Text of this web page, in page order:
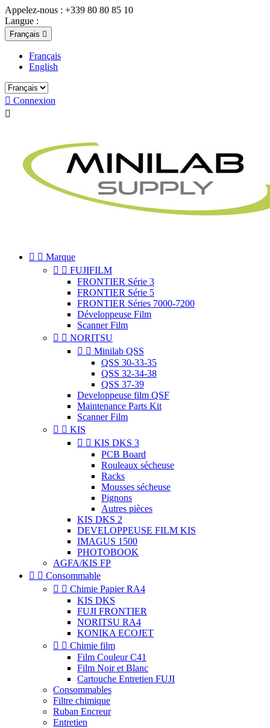
Appelez-nous : +339 80 80 85 10
Langue :
Français 
Français
English
 Connexion

  Marque
  FUJIFILM
FRONTIER Série 3
FRONTIER Série 5
FRONTIER Séries 7000-7200
Développeuse Film
Scanner Film
  NORITSU
  Minilab QSS
QSS 30-33-35
QSS 32-34-38
QSS 37-39
Developpeuse film QSF
Maintenance Parts Kit
Scanner Film
  KIS
  KIS DKS 3
PCB Board
Rouleaux sécheuse
Racks
Mousses sécheuse
Pignons
Autres pièces
KIS DKS 2
DEVELOPPEUSE FILM KIS
IMAGUS 1500
PHOTOBOOK
AGFA/KIS FP
  Consommable
  Chimie Papier RA4
KIS DKS
FUJI FRONTIER
NORITSU RA4
KONIKA ECOJET
  Chimie film
Film Couleur C41
Film Noir et Blanc
Cartouche Entretien FUJI
Consommables
Filtre chimique
Ruban Encreur
Entretien